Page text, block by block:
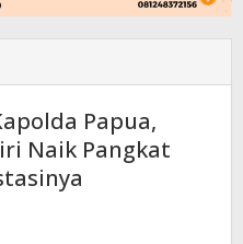
Papua,
Naik Pangkat